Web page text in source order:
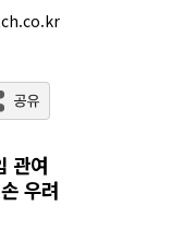
관여
우려